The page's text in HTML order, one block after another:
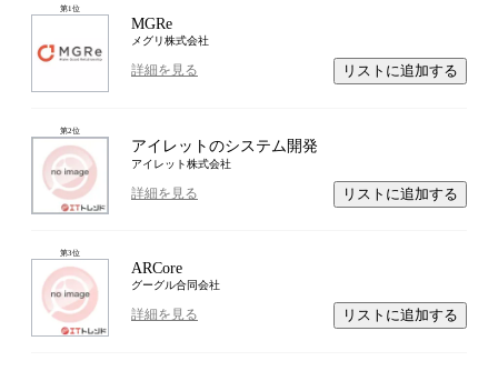
第1位
MGRe
メグリ株式会社
詳細を見る リストに追加する
第2位
アイレットのシステム開発
アイレット株式会社
詳細を見る リストに追加する
第3位
ARCore
グーグル合同会社
詳細を見る リストに追加する